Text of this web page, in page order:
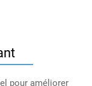
pour améliorer